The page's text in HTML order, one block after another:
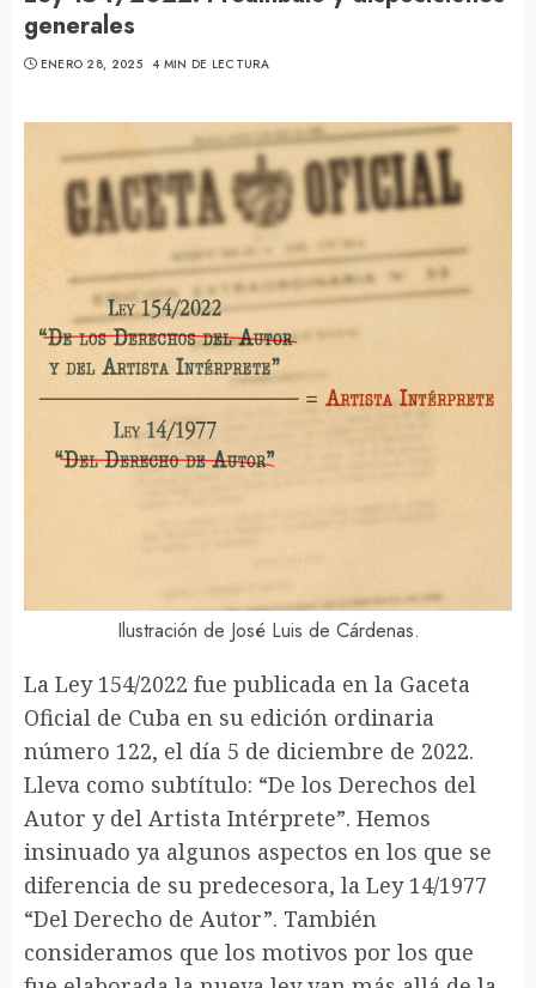
generales
ENERO 28, 2025 4 MIN DE LECTURA
Ilustración de José Luis de Cárdenas.
La Ley 154/2022 fue publicada en la Gaceta
Oficial de Cuba en su edición ordinaria
número 122, el día 5 de diciembre de 2022.
Lleva como subtítulo: “De los Derechos del
Autor y del Artista Intérprete”. Hemos
insinuado ya algunos aspectos en los que se
diferencia de su predecesora, la Ley 14/1977
“Del Derecho de Autor”. También
consideramos que los motivos por los que